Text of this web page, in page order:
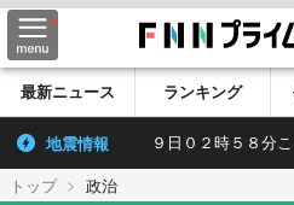
最新ニュース ランキング
地震情報 ９日０２時５８分こ
トップ 政治